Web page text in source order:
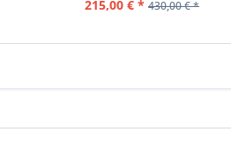
215,00 € * 430,00 € *